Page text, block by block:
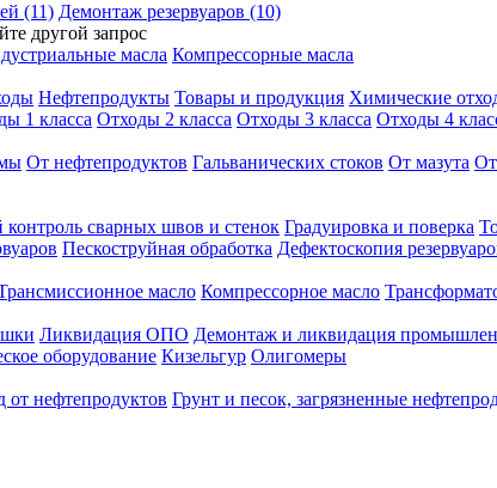
(11) Демонтаж резервуаров (10)
другой запрос
масла Компрессорные масла
Нефтепродукты Товары и продукция Химические
1 класса Отходы 2 класса Отходы 3 класса Отходы 4
От нефтепродуктов Гальванических стоков От мазута
контроль сварных швов и стенок Градуировка и поверка
Пескоструйная обработка Дефектоскопия
масло Компрессорное масло
Ликвидация ОПО Демонтаж и ликвидация
оборудование Кизельгур Олигомеры
от нефтепродуктов Грунт и песок, загрязненные